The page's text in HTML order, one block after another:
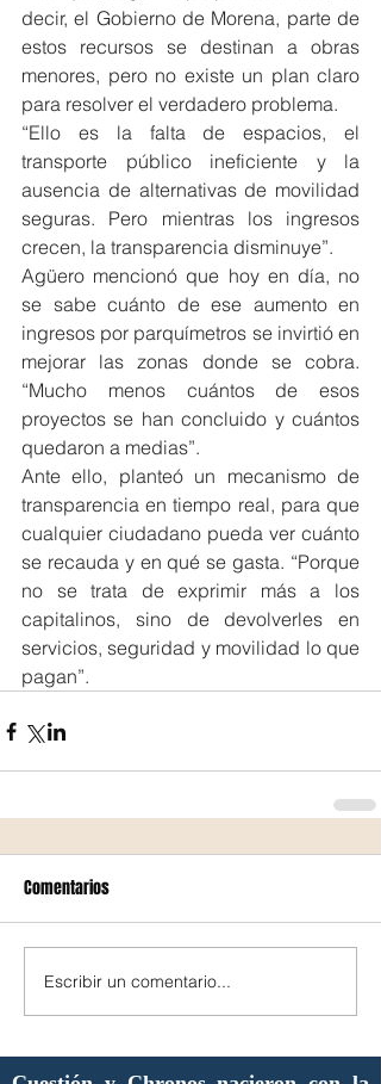
decir, el Gobierno de Morena, parte de
estos recursos se destinan a obras
menores, pero no existe un plan claro
para resolver el verdadero problema.
“Ello es la falta de espacios, el
transporte público ineficiente y la
ausencia de alternativas de movilidad
seguras. Pero mientras los ingresos
crecen, la transparencia disminuye”.
Agüero mencionó que hoy en día, no
se sabe cuánto de ese aumento en
ingresos por parquímetros se invirtió en
mejorar las zonas donde se cobra.
“Mucho menos cuántos de esos
proyectos se han concluido y cuántos
quedaron a medias”.
Ante ello, planteó un mecanismo de
transparencia en tiempo real, para que
cualquier ciudadano pueda ver cuánto
se recauda y en qué se gasta. “Porque
no se trata de exprimir más a los
capitalinos, sino de devolverles en
servicios, seguridad y movilidad lo que
pagan”.
Comentarios
Escribir un comentario...